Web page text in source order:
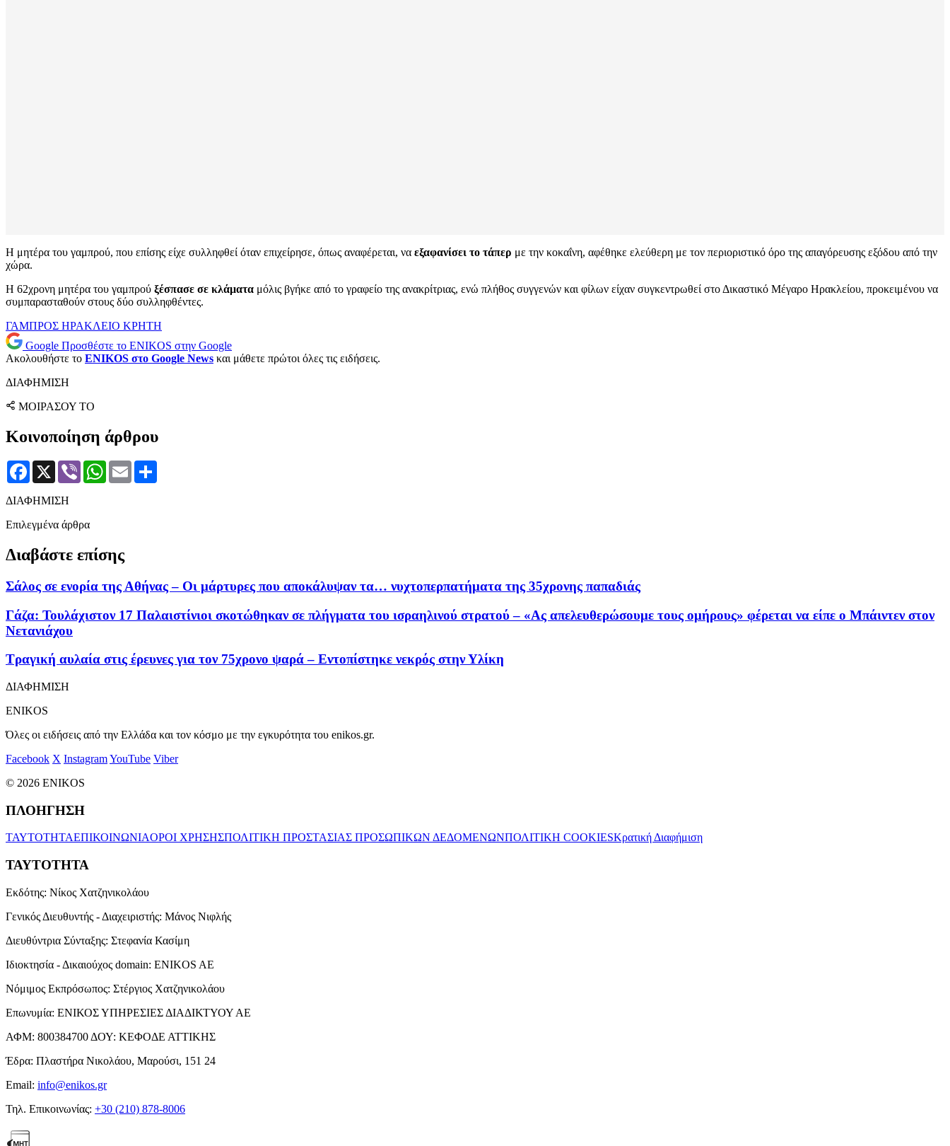
Η μητέρα του γαμπρού, που επίσης είχε συλληφθεί όταν επιχείρησε, όπως αναφέρεται, να εξαφανίσει το τάπερ με την κοκαΐνη, αφέθηκε ελεύθερη με τον περιοριστικό όρο της απαγόρευσης εξόδου από την
χώρα.
Η 62χρονη μητέρα του γαμπρού ξέσπασε σε κλάματα μόλις βγήκε από το γραφείο της ανακρίτριας, ενώ πλήθος συγγενών και φίλων είχαν συγκεντρωθεί στο Δικαστικό Μέγαρο Ηρακλείου, προκειμένου να
συμπαρασταθούν στους δύο συλληφθέντες.
ΓΑΜΠΡΟΣ ΗΡΑΚΛΕΙΟ ΚΡΗΤΗ
Google Προσθέστε το ENIKOS στην Google
Ακολουθήστε το ENIKOS στο Google News και μάθετε πρώτοι όλες τις ειδήσεις.
ΔΙΑΦΗΜΙΣΗ
ΜΟΙΡΑΣΟΥ ΤΟ
Κοινοποίηση άρθρου
Facebook
X Viber WhatsApp
Email
ΔΙΑΦΗΜΙΣΗ
Επιλεγμένα άρθρα
Διαβάστε επίσης
Σάλος σε ενορία της Αθήνας – Οι μάρτυρες που αποκάλυψαν τα… νυχτοπερπατήματα της 35χρονης παπαδιάς
Γάζα: Τουλάχιστον 17 Παλαιστίνιοι σκοτώθηκαν σε πλήγματα του ισραηλινού στρατού – «Ας απελευθερώσουμε τους ομήρους» φέρεται να είπε ο Μπάιντεν στον
Νετανιάχου
Τραγική αυλαία στις έρευνες για τον 75χρονο ψαρά – Εντοπίστηκε νεκρός στην Υλίκη
ΔΙΑΦΗΜΙΣΗ
ENIKOS
Όλες οι ειδήσεις από την Ελλάδα και τον κόσμο με την εγκυρότητα του enikos.gr.
Facebook X InstagramYouTube Viber
© 2026 ENIKOS
ΠΛΟΗΓΗΣΗ
ΤΑΥΤΟΤΗΤΑΕΠΙΚΟΙΝΩΝΙΑΟΡΟΙ ΧΡΗΣΗΣΠΟΛΙΤΙΚΗ ΠΡΟΣΤΑΣΙΑΣ ΠΡΟΣΩΠΙΚΩΝ ΔΕΔΟΜΕΝΩΝΠΟΛΙΤΙΚΗ COOKIESΚρατική Διαφήμιση
ΤΑΥΤΟΤΗΤΑ
Εκδότης: Νίκος Χατζηνικολάου
Γενικός Διευθυντής - Διαχειριστής: Μάνος Νιφλής
Διευθύντρια Σύνταξης: Στεφανία Κασίμη
Ιδιοκτησία - Δικαιούχος domain: ENIKOS AE
Νόμιμος Εκπρόσωπος: Στέργιος Χατζηνικολάου
Επωνυμία: ΕΝΙΚΟΣ ΥΠΗΡΕΣΙΕΣ ΔΙΑΔΙΚΤΥΟΥ ΑΕ
ΑΦΜ: 800384700 ΔΟΥ: ΚΕΦΟΔΕ ΑΤΤΙΚΗΣ
Έδρα: Πλαστήρα Νικολάου, Μαρούσι, 151 24
Email: info@enikos.gr
Τηλ. Επικοινωνίας: +30 (210) 878-8006